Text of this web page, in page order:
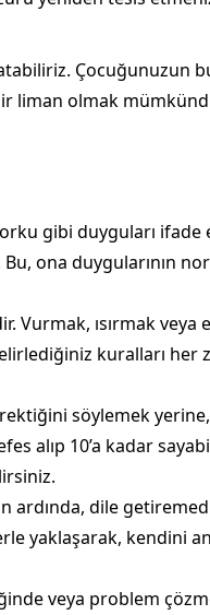
Çocuğunuzun
liman olmak
gibi duyguları
ona duygularının
Vurmak, ısırmak veya
kuralları her
söylemek
alıp 10’a kadar
ardında, dile
yaklaşarak, kendini
veya problem